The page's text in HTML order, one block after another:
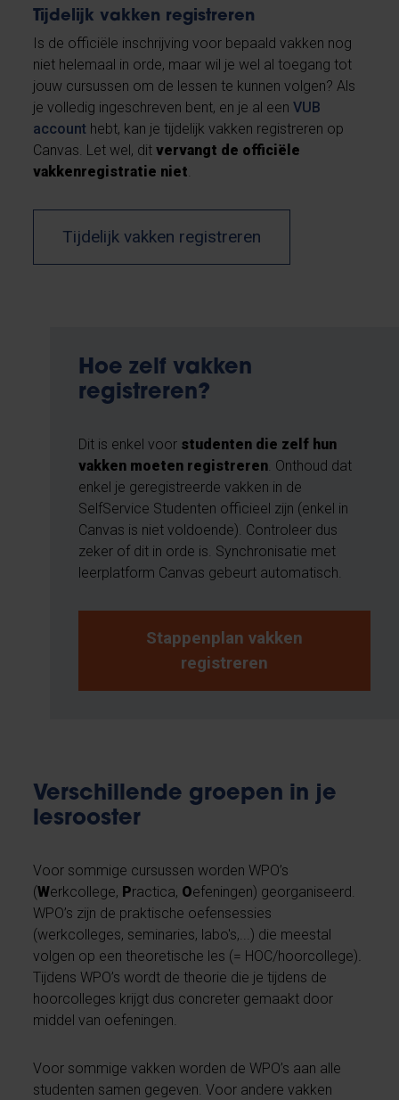
Tijdelijk vakken registreren
Is de officiële inschrijving voor bepaald vakken nog
niet helemaal in orde, maar wil je wel al toegang tot
jouw cursussen om de lessen te kunnen volgen? Als
je volledig ingeschreven bent, en je al eenVUB
account hebt, kan je tijdelijk vakken registreren op
Canvas. Let wel, ditvervangt de officiële
vakkenregistratie niet.
Tijdelijk vakken registreren
Hoe zelf vakken
registreren?
Dit is enkel voor studenten die zelf hun
vakken moeten registreren. Onthoud dat
enkel je geregistreerde vakken in de
SelfService Studenten officieel zijn (enkel in
Canvas is niet voldoende). Controleer dus
zeker of dit in orde is. Synchronisatie met
leerplatform Canvas gebeurt automatisch.
Stappenplan vakken
registreren
Verschillende groepen in je
lesrooster
Voor sommige cursussen worden WPO’s
(Werkcollege, Practica, Oefeningen) georganiseerd.
WPO’s zijn de praktische oefensessies
(werkcolleges, seminaries, labo's,...) die meestal
volgen op een theoretische les (= HOC/hoorcollege).
Tijdens WPO’s wordt de theorie die je tijdens de
hoorcolleges krijgt dus concreter gemaakt door
middel van oefeningen.
Voor sommige vakken worden de WPO’s aan alle
studenten samen gegeven. Voor andere vakken